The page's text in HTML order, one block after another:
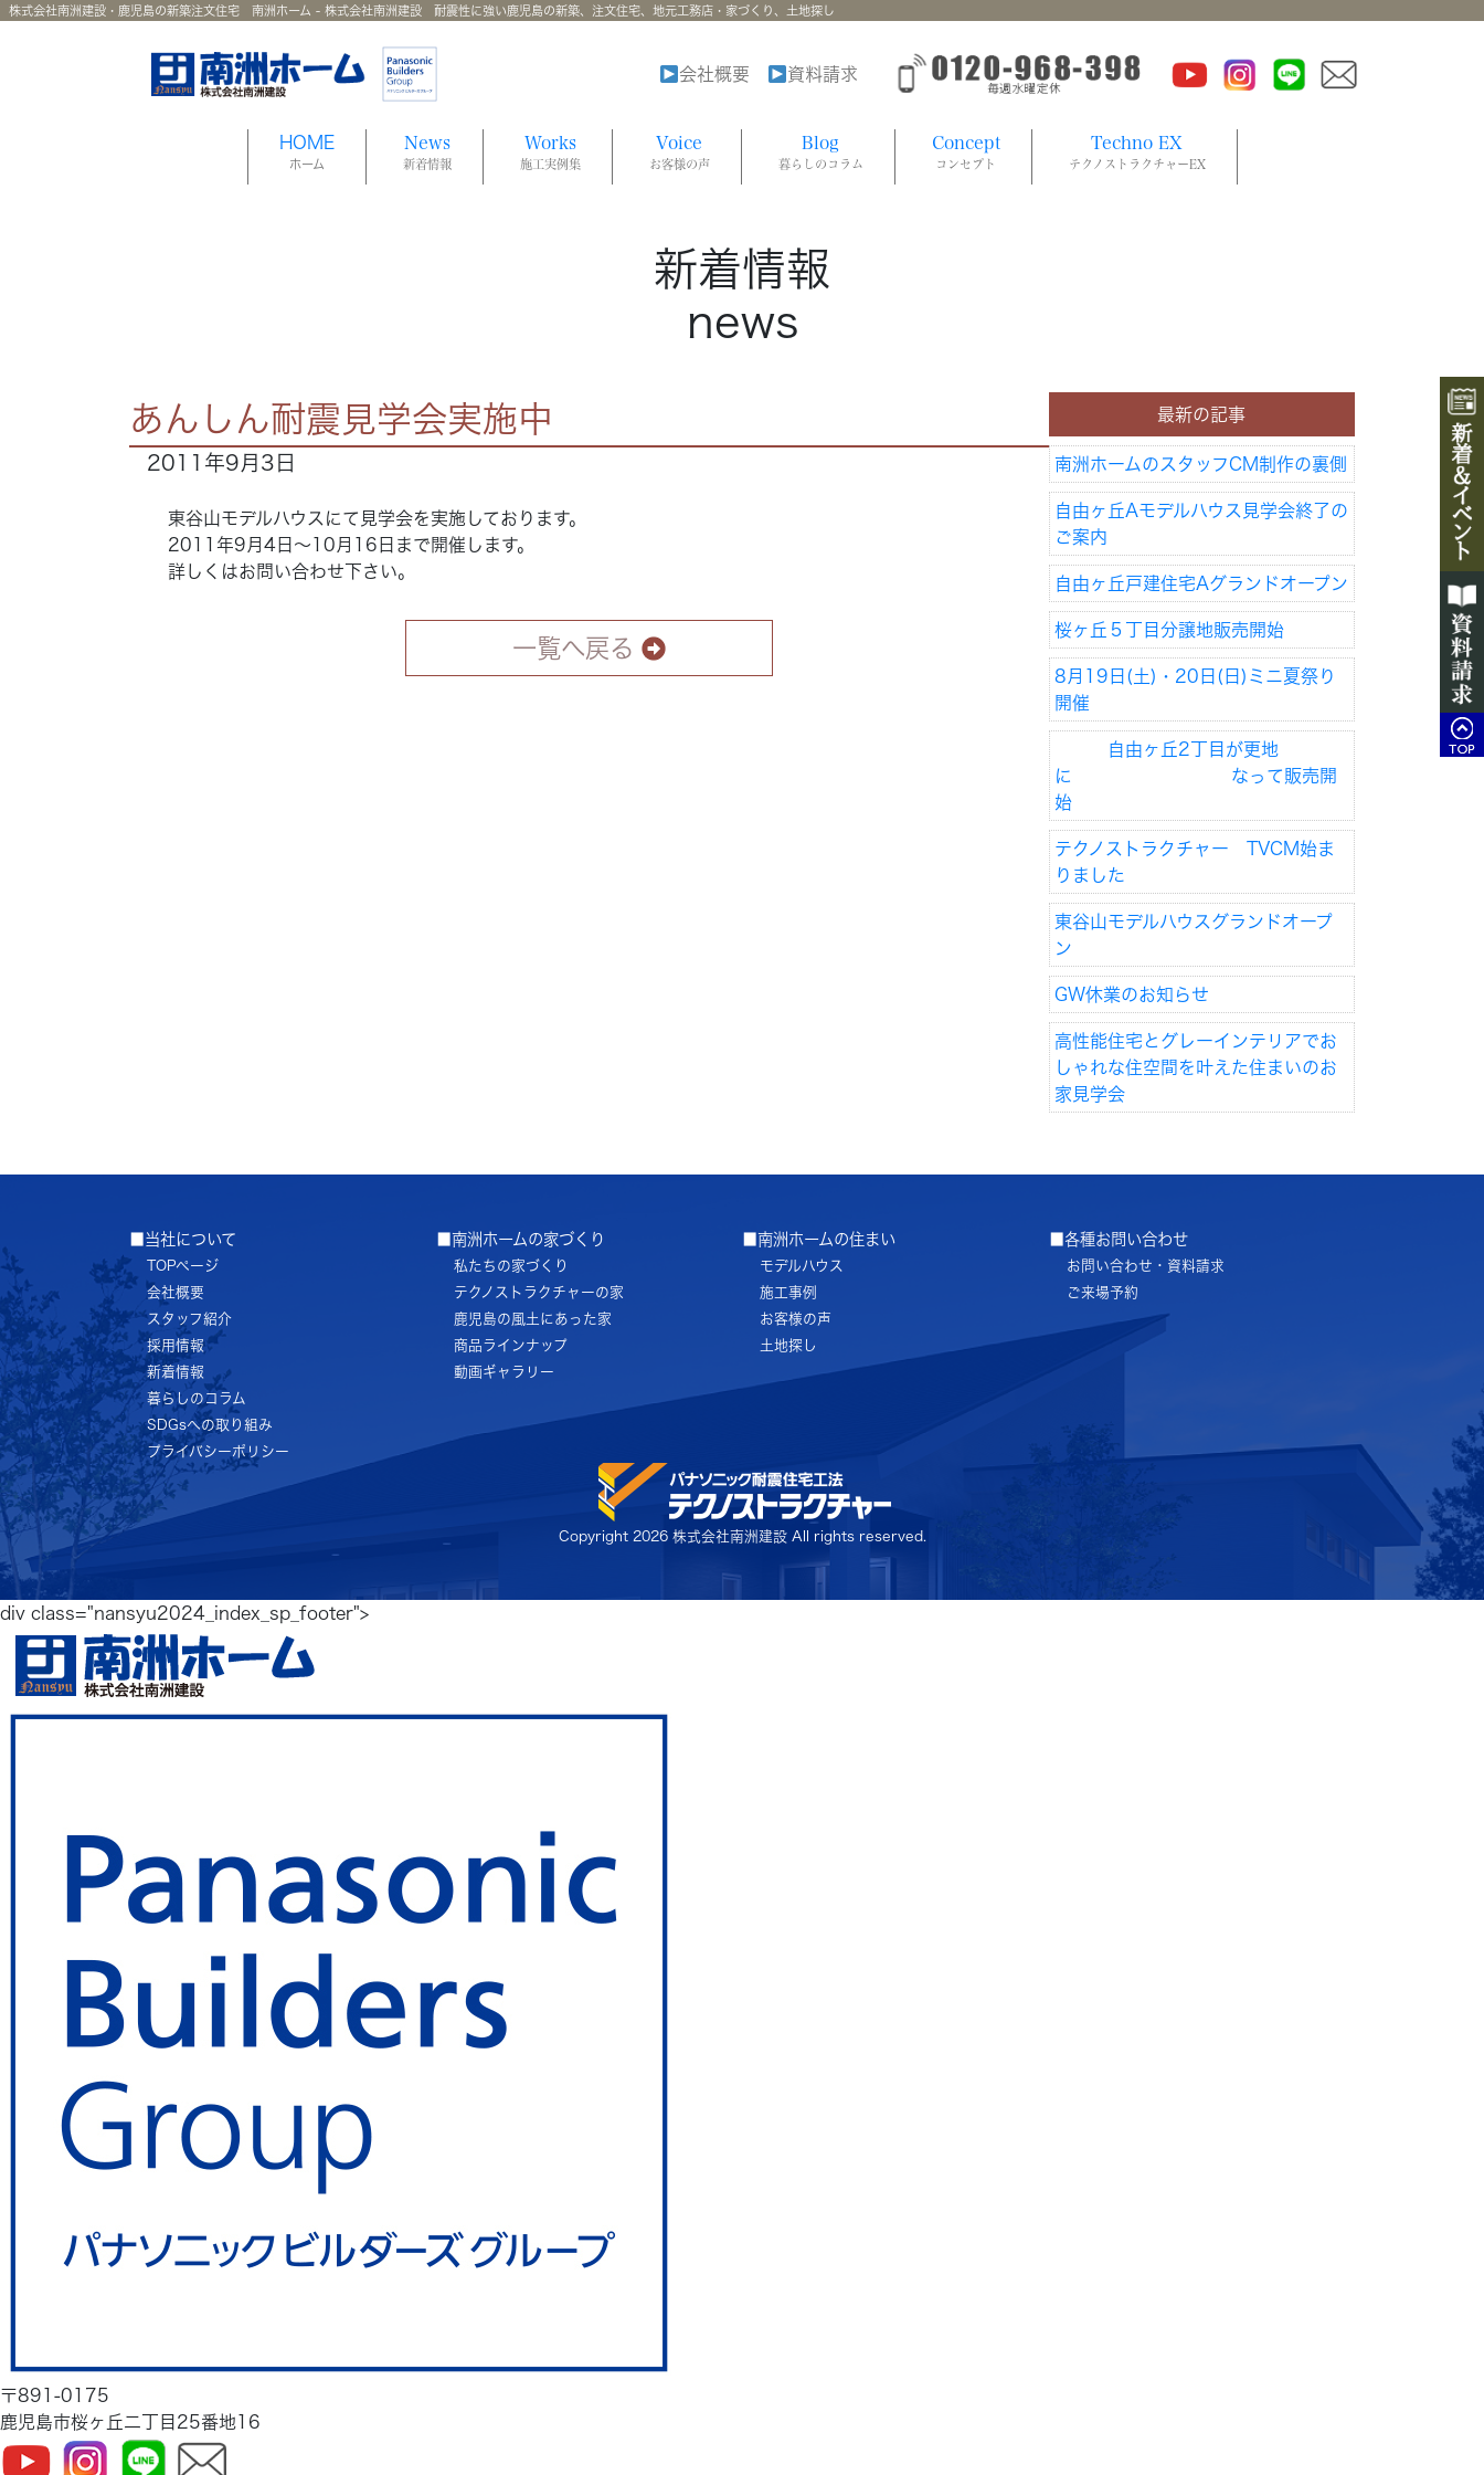
株式会社南洲建設・鹿児島の新築注文住宅 南洲ホーム - 株式会社南洲建設 耐震性に強い鹿児島の新築、注文住宅、地元工務店・家づくり、土地探し
会社概要 資料請求
HOME
ホーム
News
新着情報
Works
施工実例集
Voice
お客様の声
Blog
暮らしのコラム
Concept
コンセプト
Techno EX
テクノストラクチャーEX
新着情報
news
あんしん耐震見学会実施中
2011年9月3日
東谷山モデルハウスにて見学会を実施しております。
2011年9月4日～10月16日まで開催します。
詳しくはお問い合わせ下さい。
一覧へ戻る
最新の記事
南洲ホームのスタッフCM制作の裏側
自由ヶ丘Aモデルハウス見学会終了の
ご案内
自由ヶ丘戸建住宅Aグランドオープン
桜ヶ丘５丁目分譲地販売開始
8月19日(土)・20日(日)ミニ夏祭り
開催
自由ヶ丘2丁目が更地
に なって販売開
始
テクノストラクチャー TVCM始ま
りました
東谷山モデルハウスグランドオープ
ン
GW休業のお知らせ
高性能住宅とグレーインテリアでお
しゃれな住空間を叶えた住まいのお
家見学会
■当社について
TOPページ
会社概要
スタッフ紹介
採用情報
新着情報
暮らしのコラム
SDGsへの取り組み
プライバシーポリシー
■南洲ホームの家づくり
私たちの家づくり
テクノストラクチャーの家
鹿児島の風土にあった家
商品ラインナップ
動画ギャラリー
■南洲ホームの住まい
モデルハウス
施工事例
お客様の声
土地探し
■各種お問い合わせ
お問い合わせ・資料請求
ご来場予約
Copyright 2026 株式会社南洲建設 All rights reserved.
div class="nansyu2024_index_sp_footer">
〒891-0175
鹿児島市桜ヶ丘二丁目25番地16